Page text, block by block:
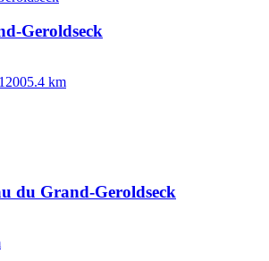
Geroldseck
12005.4 km
du Grand-Geroldseck